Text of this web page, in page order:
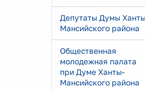
Депутаты Думы
Мансийского района
Общественная
молодежная палата
при Думе Ханты-
Мансийского района